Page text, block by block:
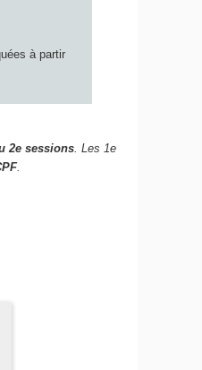
à partir
2e sessions. Les 1e
.